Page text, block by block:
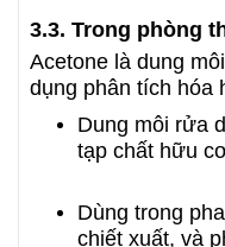
3.3. Trong phòng
Acetone là dung
dụng phân tích hóa
Dung môi rửa
tạp chất hữu
Dùng trong
chiết xuất, và